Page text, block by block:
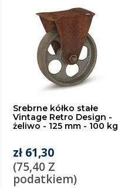
Srebrne kółko stałe
Vintage Retro Design -
żeliwo - 125 mm - 100 kg
zł 61,30
(75,40 Z
podatkiem)